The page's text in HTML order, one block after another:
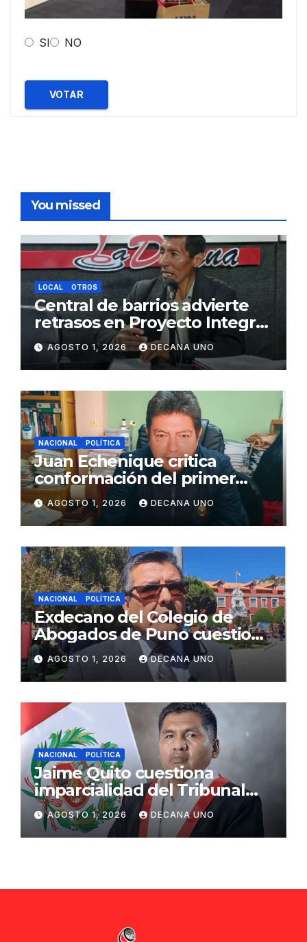
SI NO
VOTAR
You missed
LOCAL OTROS
Central de barrios advierte
retrasos en Proyecto Integral
de Agua y Alcantarillado para
Juliaca
AGOSTO 1, 2026 DECANA UNO
NACIONAL POLÍTICA
Juan Echenique critica
conformación del primer
gabinete ministerial de Keiko
Fujimori
AGOSTO 1, 2026 DECANA UNO
NACIONAL POLÍTICA
Exdecano del Colegio de
Abogados de Puno cuestiona
propuestas sobre seguridad
ciudadana
AGOSTO 1, 2026 DECANA UNO
NACIONAL POLÍTICA
Jaime Quito cuestiona
imparcialidad del Tribunal
Constitucional tras liberación
de Ollanta Humala
AGOSTO 1, 2026 DECANA UNO